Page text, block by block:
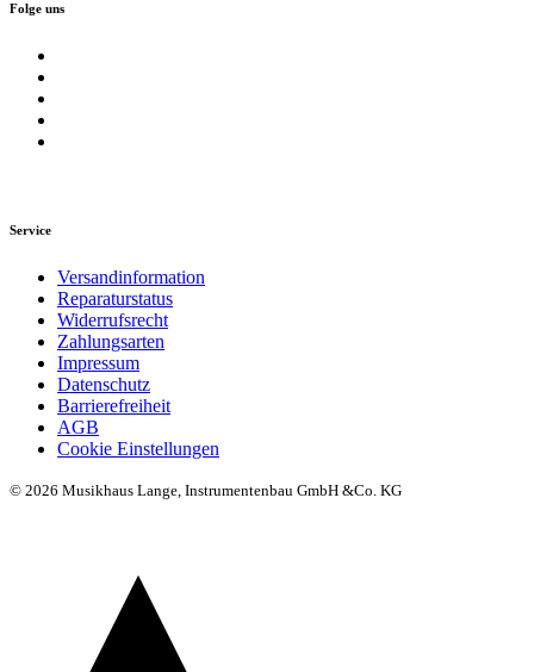
Folge uns
Service
Versandinformation
Reparaturstatus
Widerrufsrecht
Zahlungsarten
Impressum
Datenschutz
Barrierefreiheit
AGB
Cookie Einstellungen
© 2026 Musikhaus Lange, Instrumentenbau GmbH &Co. KG